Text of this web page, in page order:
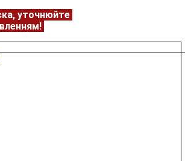
уточнюйте